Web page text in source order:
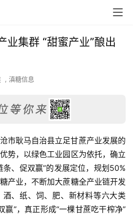
业集群 “甜蜜产业”酿出
, 滇糖信息
市耿马自治县立足甘蔗产业发展的
势，以绿色工业园区为依托，确立
条、促双赢”的发展定位，规划50%
产业，不断加大蔗糖全产业链开发
、纸、饲、肥、新材料等六大类
赢”，真正形成“一棵甘蔗吃干榨净”